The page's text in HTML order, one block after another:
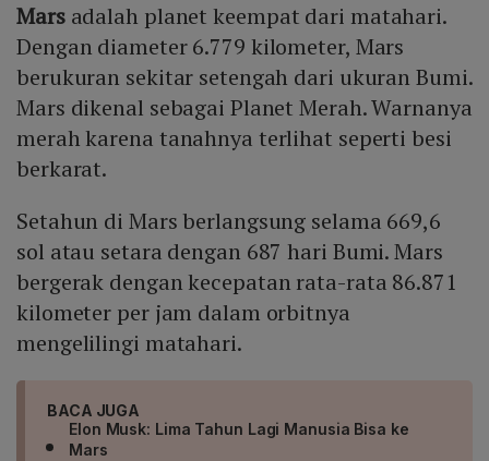
Marsadalah planet keempat dari matahari.
Dengan diameter 6.779 kilometer, Mars
berukuran sekitar setengah dari ukuran Bumi.
Mars dikenal sebagai Planet Merah. Warnanya
merah karena tanahnya terlihat seperti besi
berkarat.
Setahun di Mars berlangsung selama 669,6
sol atau setara dengan 687 hari Bumi. Mars
bergerak dengan kecepatan rata-rata 86.871
kilometer per jam dalam orbitnya
mengelilingi matahari.
BACA JUGA
Elon Musk: Lima Tahun Lagi Manusia Bisa ke
Mars